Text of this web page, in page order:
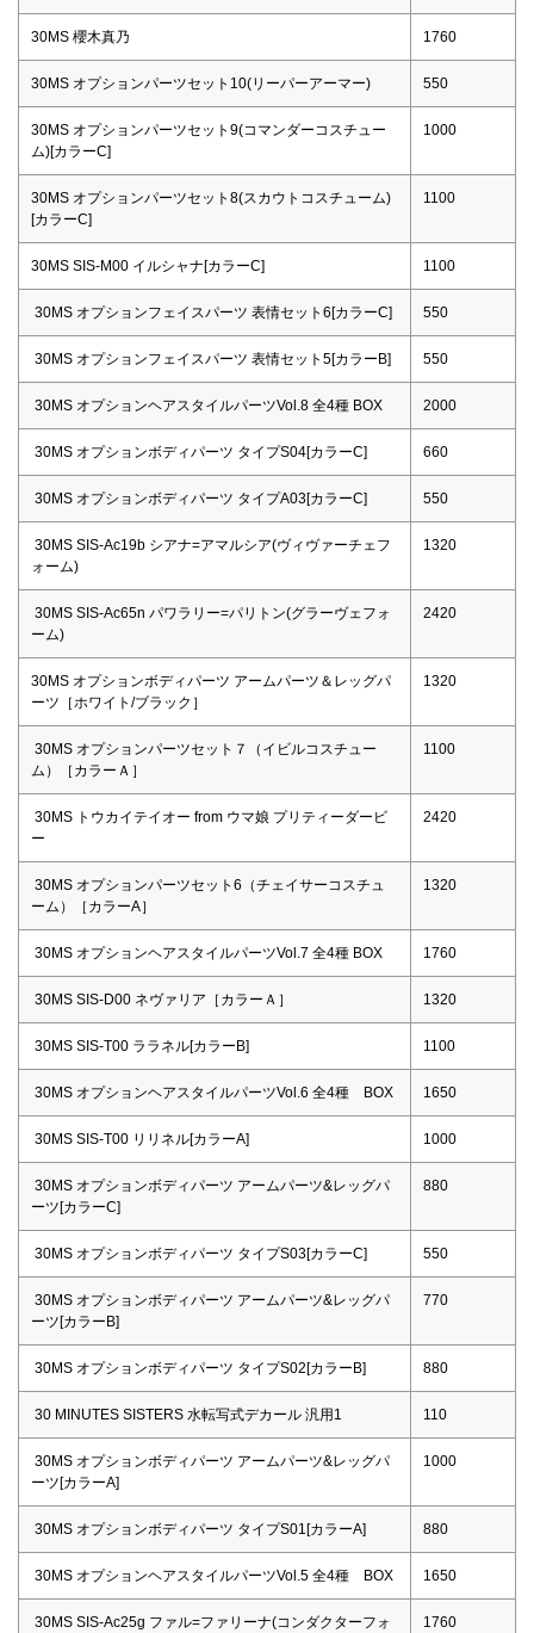
30MS 櫻木真乃 1760
30MS オプションパーツセット10(リーパーアーマー) 550
30MS オプションパーツセット9(コマンダーコスチュー
ム)[カラーC]
1000
30MS オプションパーツセット8(スカウトコスチューム)
[カラーC]
1100
30MS SIS-M00 イルシャナ[カラーC] 1100
30MS オプションフェイスパーツ 表情セット6[カラーC] 550
30MS オプションフェイスパーツ 表情セット5[カラーB] 550
30MS オプションヘアスタイルパーツVol.8 全4種 BOX 2000
30MS オプションボディパーツ タイプS04[カラーC] 660
30MS オプションボディパーツ タイプA03[カラーC] 550
30MS SIS-Ac19b シアナ=アマルシア(ヴィヴァーチェフ
ォーム)
1320
30MS SIS-Ac65n パワラリー=パリトン(グラーヴェフォ
ーム)
2420
30MS オプションボディパーツ アームパーツ＆レッグパ
ーツ［ホワイト/ブラック］
1320
30MS オプションパーツセット７（イビルコスチュー
ム）［カラーＡ］
1100
30MS トウカイテイオー from ウマ娘 プリティーダービ
ー
2420
30MS オプションパーツセット6（チェイサーコスチュ
ーム）［カラーA］
1320
30MS オプションヘアスタイルパーツVol.7 全4種 BOX 1760
30MS SIS-D00 ネヴァリア［カラーＡ］ 1320
30MS SIS-T00 ララネル[カラーB] 1100
30MS オプションヘアスタイルパーツVol.6 全4種 BOX 1650
30MS SIS-T00 リリネル[カラーA] 1000
30MS オプションボディパーツ アームパーツ&レッグパ
ーツ[カラーC]
880
30MS オプションボディパーツ タイプS03[カラーC] 550
30MS オプションボディパーツ アームパーツ&レッグパ
ーツ[カラーB]
770
30MS オプションボディパーツ タイプS02[カラーB] 880
30 MINUTES SISTERS 水転写式デカール 汎用1 110
30MS オプションボディパーツ アームパーツ&レッグパ
ーツ[カラーA]
1000
30MS オプションボディパーツ タイプS01[カラーA] 880
30MS オプションヘアスタイルパーツVol.5 全4種 BOX 1650
30MS SIS-Ac25g ファル=ファリーナ(コンダクターフォ 1760